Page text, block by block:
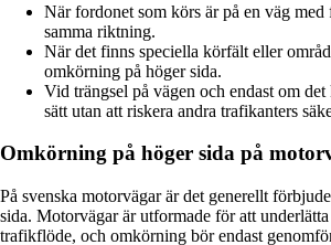
När fordonet som körs är på en väg
samma riktning.
När det finns speciella körfält eller
omkörning på höger sida.
Vid trängsel på vägen och endast om det
sätt utan att riskera andra trafikanters
Omkörning på höger sida på
På svenska motorvägar är det generellt
sida. Motorvägar är utformade för att
trafikflöde, och omkörning bör endast